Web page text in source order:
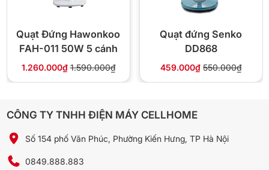
✅ Chính hãng, xuất hóa đơn VAT đầy đủ
🔄 Đổi trả 10 ngày nếu lỗi nhà sản xuất
1.850.000₫ 2.350.000₫ -21%
Quạt Đứng Hawonkoo
FAH-011 50W 5 cánh
1.260.000₫ 1.590.000₫
Quạt đứng Senko
DD868
459.000₫ 550.000₫
CÔNG TY TNHH ĐIỆN MÁY CELLHOME
Số 154 phố Văn Phúc, Phường Kiến Hưng, TP Hà Nội
0849.888.883